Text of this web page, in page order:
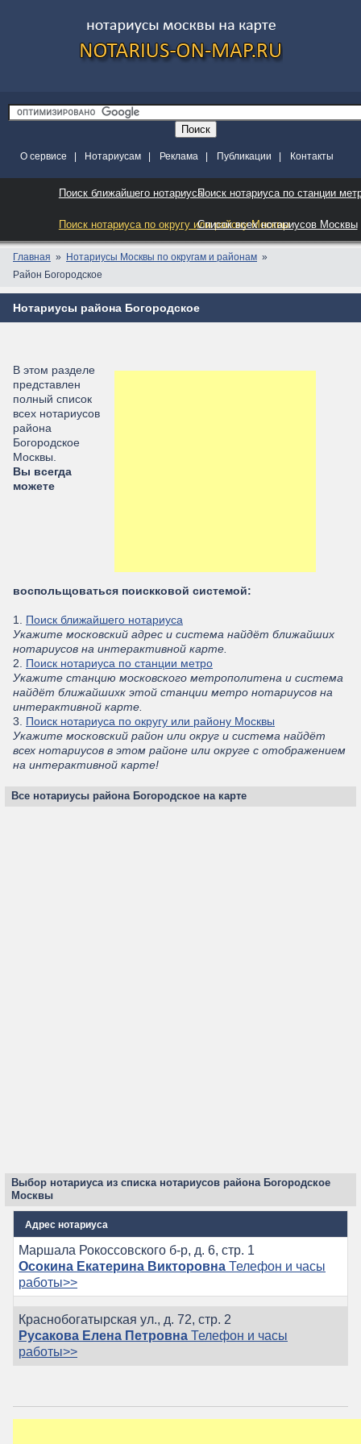
О сервисе Нотариусам Реклама Публикации Контакты
Поиск ближайшего нотариусаПоиск нотариуса по станции
Поиск нотариуса по округу или району Москвы
Список всех нотариусов Москвы
Главная
Нотариусы Москвы по округам и районам
Район Богородское
Нотариусы района Богородское
В этом разделе
представлен
полный список
всех нотариусов
района
Богородское
Москвы.
Вы всегда
можете
воспольщоваться поискковой системой:
1. Поиск ближайшего нотариуса
Укажите московский адрес и система найдёт ближайших
нотариусов на интерактивной карте.
2. Поиск нотариуса по станции метро
Укажите станцию московского метрополитена и система
найдёт ближайшихк этой станции метро нотариусов на
интерактивной карте.
3. Поиск нотариуса по округу или району Москвы
Укажите московский район или округ и система найдёт
всех нотариусов в этом районе или округе с отображением
на интерактивной карте!
Все нотариусы района Богородское на карте
Выбор нотариуса из списка нотариусов района Богородское
Москвы
Адрес нотариуса
Маршала Рокоссовского б-р, д. 6, стр. 1
Осокина Екатерина Викторовна Телефон и часы
работы>>
Краснобогатырская ул., д. 72, стр. 2
Русакова Елена Петровна Телефон и часы
работы>>